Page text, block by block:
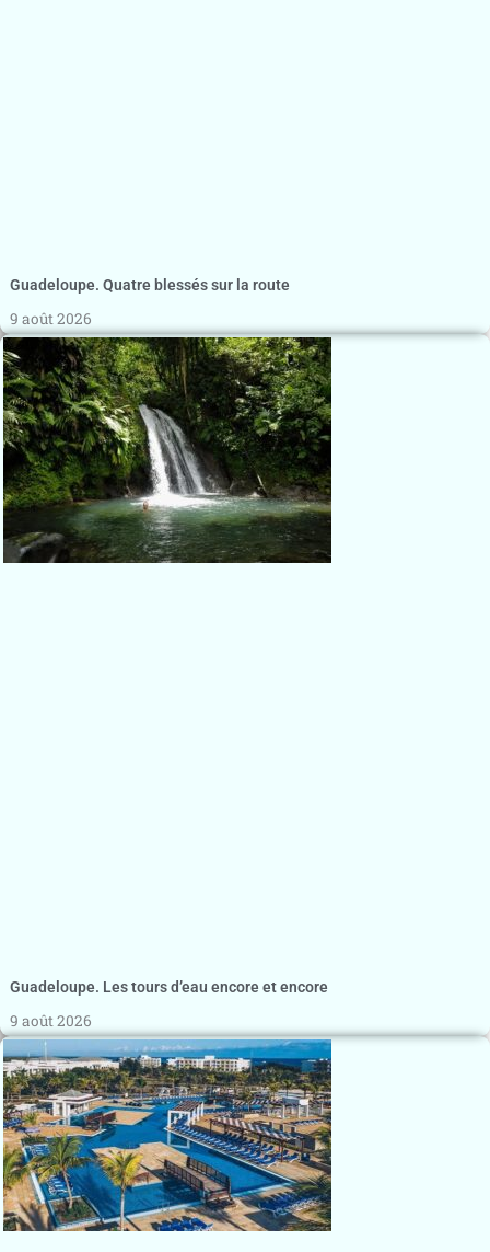
Guadeloupe. Quatre blessés sur la route
9 août 2026
Guadeloupe. Les tours d’eau encore et encore
9 août 2026